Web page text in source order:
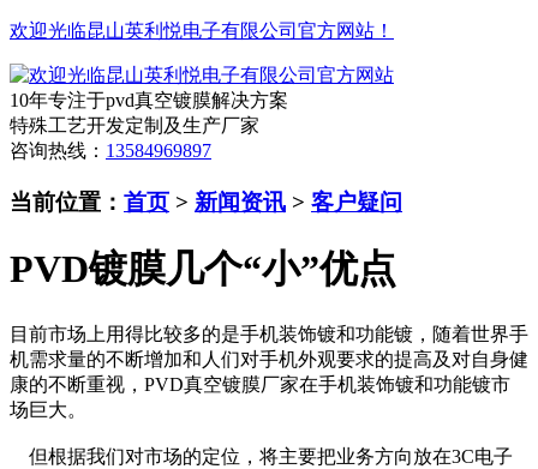
欢迎光临昆山英利悦电子有限公司官方网站！
10年专注于pvd真空镀膜解决方案
特殊工艺开发定制及生产厂家
咨询热线： 13584969897
当前位置： 首页 > 新闻资讯 > 客户疑问
PVD镀膜几个“小”优点
目前市场上用得比较多的是手机装饰镀和功能镀，随着世界手
机需求量的不断增加和人们对手机外观要求的提高及对自身健
康的不断重视，PVD真空镀膜厂家在手机装饰镀和功能镀市
场巨大。
但根据我们对市场的定位，将主要把业务方向放在3C电子